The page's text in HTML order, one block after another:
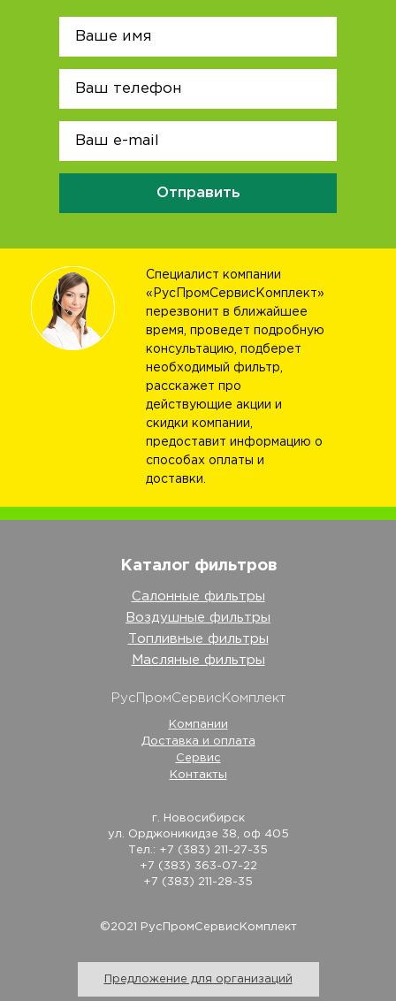
Отправить
Специалист компании
«РусПромСервисКомплект»
перезвонит в ближайшее
время, проведет подробную
консультацию, подберет
необходимый фильтр,
расскажет про
действующие акции и
скидки компании,
предоставит информацию о
способах оплаты и
доставки.
©2021 РусПромСервисКомплект
Предложение для организаций
Каталог фильтров
Салонные фильтры
Воздушные фильтры
Топливные фильтры
Масляные фильтры
РусПромСервисКомплект
Компании
Доставка и оплата
Сервис
Контакты
г. Новосибирск
ул. Орджоникидзе 38, оф 405
Тел.: +7 (383) 211-27-35
+7 (383) 363-07-22
+7 (383) 211-28-35